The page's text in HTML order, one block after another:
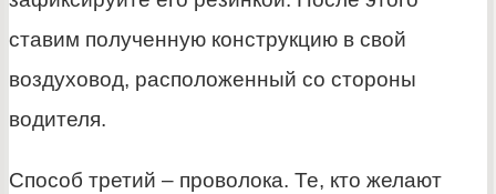
ставим полученную конструкцию в свой
воздуховод, расположенный со стороны
водителя.
Способ третий – проволока. Те, кто желают